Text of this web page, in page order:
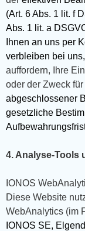
(Art. 6 Abs. 1 lit. f
Abs. 1 lit. a
Ihnen an uns per
verbleiben bei
auffordern, Ihre
oder der Zweck
abgeschlossener
gesetzliche
4. Analyse-Tools
IONOS
Diese Website
WebAnalytics (im
IONOS SE,